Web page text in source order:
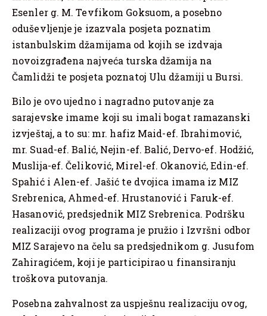
Esenler g. M. Tevfikom Goksuom, a posebno
oduševljenje je izazvala posjeta poznatim
istanbulskim džamijama od kojih se izdvaja
novoizgrađena najveća turska džamija na
Čamlidži te posjeta poznatoj Ulu džamiji u Bursi.
Bilo je ovo ujedno i nagradno putovanje za
sarajevske imame koji su imali bogat ramazanski
izvještaj, a to su: mr. hafiz Maid-ef. Ibrahimović,
mr. Suad-ef. Balić, Nejin-ef. Balić, Dervo-ef. Hodžić,
Muslija-ef. Čeliković, Mirel-ef. Okanović, Edin-ef.
Spahić i Alen-ef. Jašić te dvojica imama iz MIZ
Srebrenica, Ahmed-ef. Hrustanović i Faruk-ef.
Hasanović, predsjednik MIZ Srebrenica. Podršku
realizaciji ovog programa je pružio i Izvršni odbor
MIZ Sarajevo na čelu sa predsjednikom g. Jusufom
Zahiragićem, koji je participirao u finansiranju
troškova putovanja.
Posebna zahvalnost za uspješnu realizaciju ovog,